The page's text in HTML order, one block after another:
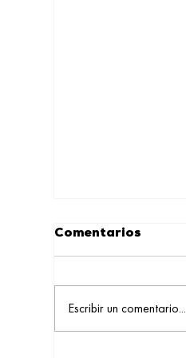
Comentarios
Escribir un comentario...